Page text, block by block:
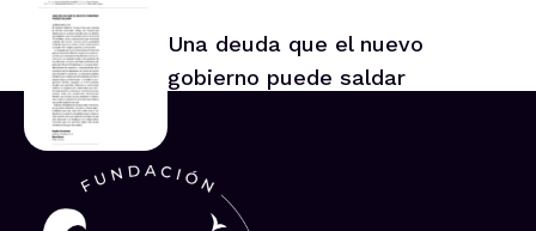
Una deuda que el nuevo
gobierno puede saldar